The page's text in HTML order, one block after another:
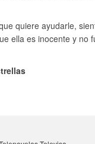
quiere ayudarle,
ella es inocente y no